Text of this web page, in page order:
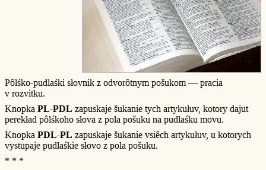
Pôlśko-pudlaśki słovnik z odvorôtnym pošukom — pracia
v rozvitku.
Knopka PL-PDL zapuskaje šukanie tych artykułuv, kotory dajut
perekład pôlśkoho słova z pola pošuku na pudlaśku movu.
Knopka PDL-PL zapuskaje šukanie vsiêch artykułuv, u kotorych
vystupaje pudlaśkie słovo z pola pošuku.
* * *